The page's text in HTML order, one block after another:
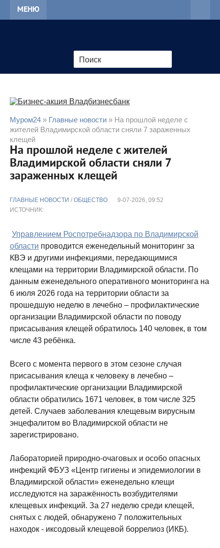
МЕНЮ
Муром24 » Главные новости » На прошлой неделе с
жителей Владимирской области сняли 7 зараженных
клещей
На прошлой неделе с жителей
Владимирской области сняли 7
зараженных клещей
ГЛАВНЫЕ НОВОСТИ / ОБЩЕСТВО
9-07-2026, 09:52
ИСТОЧНИК:
Управлением Роспотребнадзора по Владимирской
области проводится еженедельный мониторинг за
КВЭ и другими инфекциями, передающимися
клещами на территории Владимирской области. По
данным еженедельного оперативного мониторинга на
6 июля 2026 года на территории области за
прошедшую неделю в лечебно – профилактические
организации Владимирской области по поводу
присасывания клещей обратилось 140 человек, в том
числе 43 ребёнка.
Всего с момента первого в этом сезоне случая
присасывания клеща к человеку в лечебно –
профилактические организации Владимирской
области обратились 1671 человек, в том числе 325
детей. Случаев заболевания клещевым вирусным
энцефалитом во Владимирской области не
зарегистрировано.
Лабораторией природно-очаговых и особо опасных
инфекций ФБУЗ «Центр гигиены и эпидемиологии в
Владимирской области» еженедельно клещи
исследуются на заражённость возбудителями
клещевых инфекций. За 27 неделю среди клещей,
снятых с людей, обнаружено 7 положительных
находок - иксодовый клещевой боррелиоз (ИКБ).